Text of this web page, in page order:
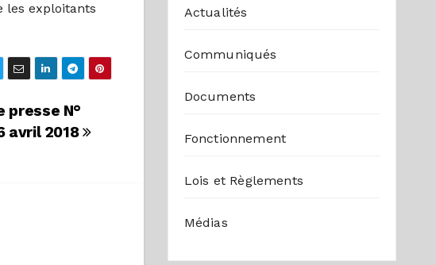
les exploitants
presse N°
avril 2018
Actualités
Communiqués
Documents
Fonctionnement
Lois et Règlements
Médias